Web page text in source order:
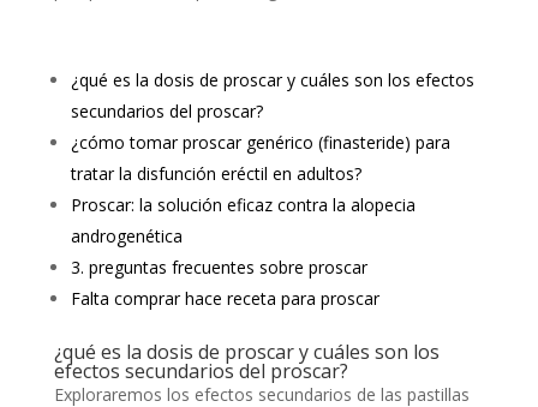
¿qué es la dosis de proscar y cuáles son los efectos
secundarios del proscar?
¿cómo tomar proscar genérico (finasteride) para
tratar la disfunción eréctil en adultos?
Proscar: la solución eficaz contra la alopecia
androgenética
3. preguntas frecuentes sobre proscar
Falta comprar hace receta para proscar
¿qué es la dosis de proscar y cuáles son los
efectos secundarios del proscar?
Exploraremos los efectos secundarios de las pastillas